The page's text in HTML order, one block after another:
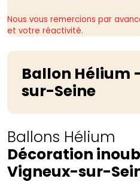
Nous vous remercions par
et votre réactivité.
Ballon Hélium
sur-Seine
Ballons Hélium
Décoration
Vigneux-sur-